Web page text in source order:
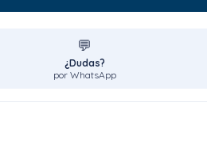
💬
¿Dudas?
por WhatsApp